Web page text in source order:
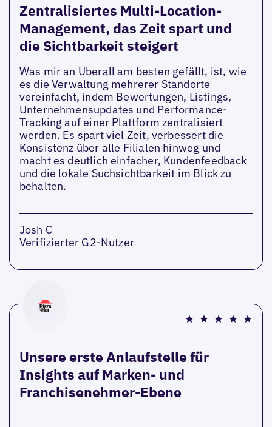
Zentralisiertes Multi-Location-
Management, das Zeit spart und
die Sichtbarkeit steigert
Was mir an Uberall am besten gefällt, ist, wie
es die Verwaltung mehrerer Standorte
vereinfacht, indem Bewertungen, Listings,
Unternehmensupdates und Performance-
Tracking auf einer Plattform zentralisiert
werden. Es spart viel Zeit, verbessert die
Konsistenz über alle Filialen hinweg und
macht es deutlich einfacher, Kundenfeedback
und die lokale Suchsichtbarkeit im Blick zu
behalten.
Josh C
Verifizierter G2-Nutzer
Unsere erste Anlaufstelle für
Insights auf Marken- und
Franchisenehmer-Ebene